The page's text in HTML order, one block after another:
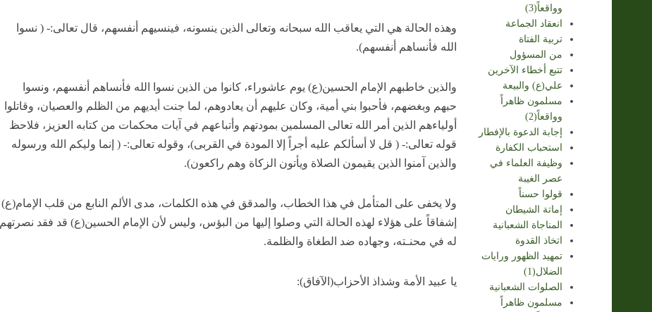
وواقعاً(3)
انعقاد الجماعة
تربية الفتاة
من المسؤول
تتبع أخطاء الآخرين
علي(ع) والبيعة
مسلمون ظاهراً
وواقعاً(2)
إجابة الدعوة بالإفطار
استحباب الكفارة
وظيفة العلماء في
عصر الغيبة
قولوا حسناً
إماتة الشيطان
المناجاة الشعبانية
اتخاذ القدوة
تمهيد الظهور ورايات
الضلال(1)
الصلوات الشعبانية
مسلمون ظاهراً
وهذه الحالة هي التي يعاقب الله سبحانه وتعالى الذين ينسونه، فينسيهم أنفسهم، قال تعالى:- ( نسوا
الله فأنساهم أنفسهم).
والذين خاطبهم الإمام الحسين(ع) يوم عاشوراء، كانوا من الذين نسوا الله فأنساهم أنفسهم، ونسوا
حبهم وبغضهم، فأحبوا بني أمية، وكان عليهم أن يعادوهم، لما جنت أيديهم من الظلم والعصيان، وقاتلوا
أولياءهم الذين أمر الله تعالى المسلمين بمودتهم وأتباعهم في آيات محكمات من كتابه العزيز، فلاحظ
قوله تعالى:- ( قل لا أسألكم عليه أجراً إلا المودة في القربى)، وقوله تعالى:- ( إنما وليكم الله ورسوله
والذين آمنوا الذين يقيمون الصلاة ويأتون الزكاة وهم راكعون).
ولا يخفى على المتأمل في هذا الخطاب، والمدقق في هذه الكلمات، مدى الألم النابع من قلب الإمام(ع)
إشفاقاً على هؤلاء لهذه الحالة التي وصلوا إليها من البؤس، وليس لأن الإمام الحسين(ع) قد فقد نصرتهم
له في محنـته، وجهاده ضد الطغاة والظلمة.
يا عبيد الأمة وشذاذ الأحزاب(الآفاق):